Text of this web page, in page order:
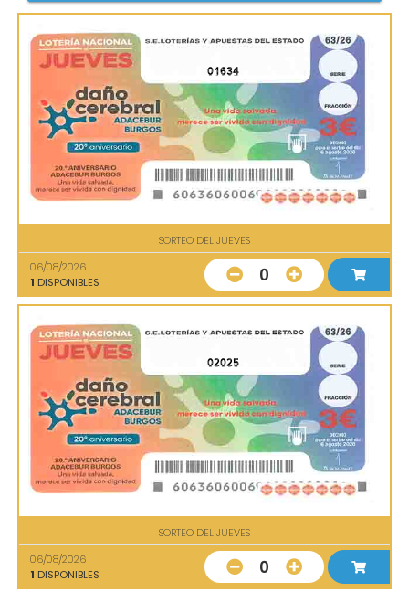
01634
SORTEO DEL JUEVES
06/08/2026
1 DISPONIBLES 0
02025
SORTEO DEL JUEVES
06/08/2026
1 DISPONIBLES 0